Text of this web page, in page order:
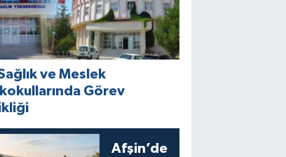
ve Meslek
Görev
Afşin’de